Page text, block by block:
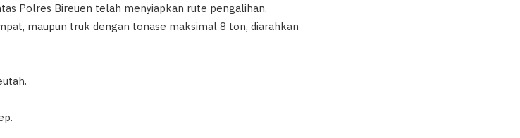
Polres Bireuen telah menyiapkan rute pengalihan.
maupun truk dengan tonase maksimal 8 ton, diarahkan